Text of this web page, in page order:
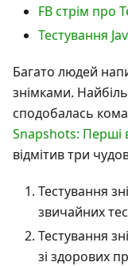
FB стрім про
Тестування
Багато людей
знімками.
сподобалась
Snapshots: Перші
відмітив три
Тестування
звичайних
Тестування
зі здорових